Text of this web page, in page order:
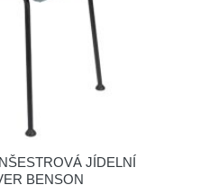
JÍDELNÍ
BENSON